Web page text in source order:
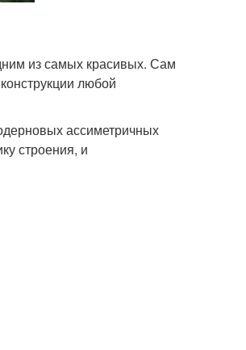
из самых красивых. Сам
любой
ассиметричных
строения, и